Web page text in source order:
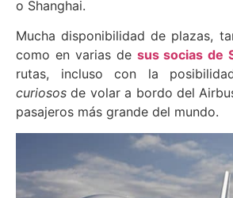
o Shanghai.
Mucha disponibilidad de plazas,
como en varias de sus socias de
rutas, incluso con la
curiosos de volar a bordo del
pasajeros más grande del mundo.